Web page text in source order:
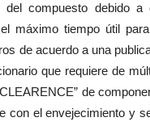
del compuesto debido
máximo tiempo útil
de acuerdo a una
que requiere de
de
con el envejecimiento y